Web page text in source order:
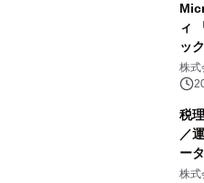
ィ
ッ
株式
税
／
ー
株式